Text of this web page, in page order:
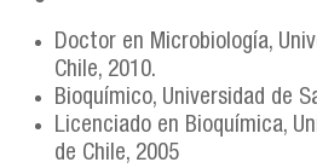
Doctor en Microbiología,
Chile, 2010.
Bioquímico, Universidad de
Licenciado en Bioquímica,
de Chile, 2005